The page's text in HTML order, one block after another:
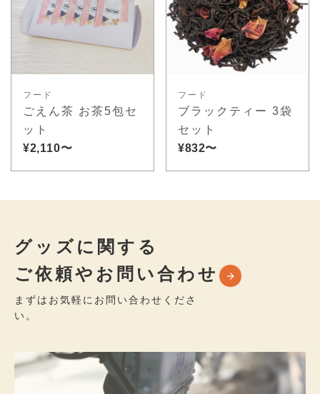
フード
ごえん茶 お茶5包セ
ット
¥2,110〜
フード
ブラックティー 3袋
セット
¥832〜
グッズに関する
ご依頼やお問い合わせ
まずはお気軽にお問い合わせくださ
い。